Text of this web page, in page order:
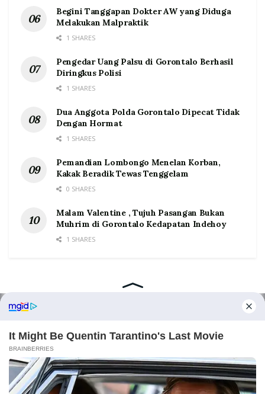
Begini Tanggapan Dokter AW yang Diduga
Melakukan Malpraktik
1 SHARES
Pengedar Uang Palsu di Gorontalo Berhasil
Diringkus Polisi
1 SHARES
Dua Anggota Polda Gorontalo Dipecat Tidak
Dengan Hormat
1 SHARES
Pemandian Lombongo Menelan Korban,
Kakak Beradik Tewas Tenggelam
0 SHARES
Malam Valentine , Tujuh Pasangan Bukan
Muhrim di Gorontalo Kedapatan Indehoy
1 SHARES
©2026 Prosesnews.id. All Rights Reserved.